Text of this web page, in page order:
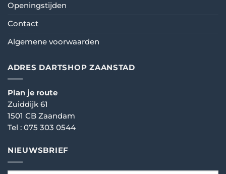
Openingstijden
Contact
Algemene voorwaarden
ADRES DARTSHOP ZAANSTAD
Plan je route
Zuiddijk 61
1501 CB Zaandam
Tel : 075 303 0544
NIEUWSBRIEF